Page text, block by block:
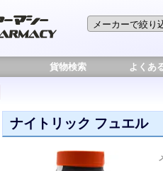
貨物検索 よくあ
ナイトリック フュエル